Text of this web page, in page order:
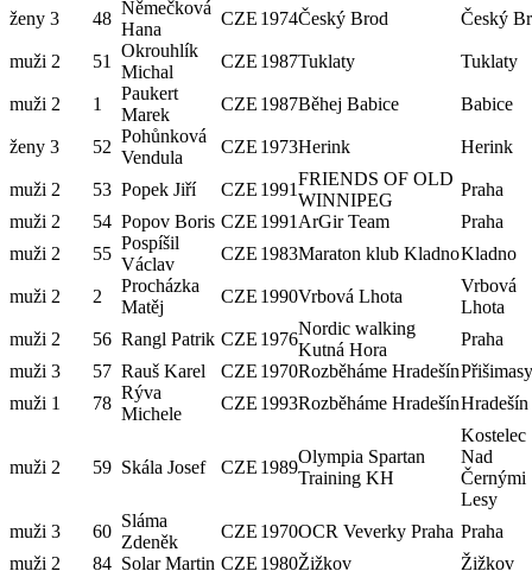
ženy 3
48
Němečková
Hana
CZE 1974Český Brod Český
muži 2 51
Okrouhlík
Michal
CZE 1987Tuklaty Tuklaty
muži 2 1
Paukert
Marek
CZE 1987Běhej Babice Babice
ženy 3 52
Pohůnková
Vendula
CZE 1973Herink Herink
muži 2 53 Popek Jiří CZE 1991
FRIENDS OF OLD
WINNIPEG
Praha
muži 2
54 Popov Boris CZE 1991 ArGir Team
Praha
muži 2
55
Pospíšil
Václav
CZE 1983Maraton klub KladnoKladno
muži 2 2
Procházka
Matěj
CZE 1990Vrbová Lhota
Vrbová
Lhota
muži 2
56 Rangl Patrik CZE 1976
Nordic walking
Kutná Hora
Praha
muži 3
57 Rauš Karel CZE 1970Rozběháme HradešínPřišimasy
muži 1
78
Rýva
Michele
CZE 1993Rozběháme HradešínHradešín
muži 2 59 Skála Josef CZE 1989
Olympia Spartan
Training KH
Kostelec
Nad
Černými
Lesy
muži 3
60
Sláma
Zdeněk
CZE 1970OCR Veverky Praha Praha
muži 2
84 Solar Martin CZE 1980Žižkov Žižkov